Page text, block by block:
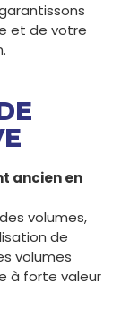
et de votre
ancien en
volumes,
de
volumes
à forte valeur